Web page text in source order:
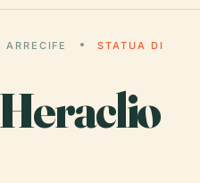
ARRECIFE
STATUA DI